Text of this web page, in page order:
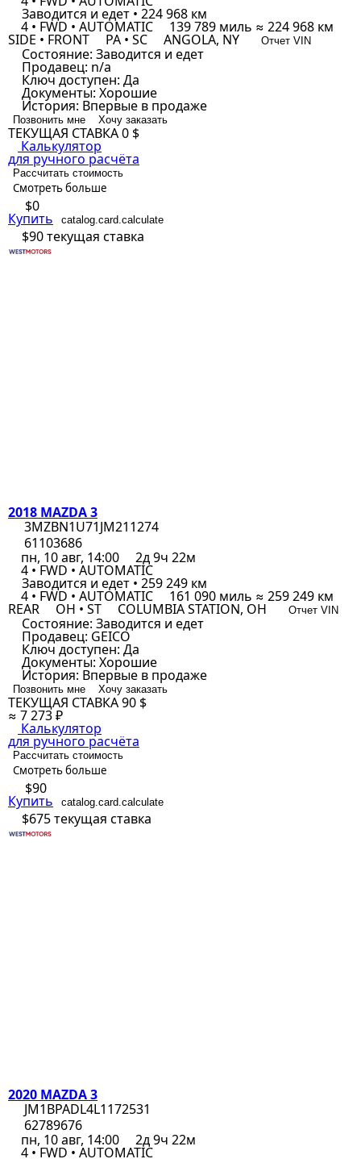
Заводится и едет • 224 968 км
4 • FWD • AUTOMATIC 139 789 миль ≈ 224 968 км
SIDE • FRONT PA • SC ANGOLA, NY Отчет VIN
Состояние: Заводится и едет
Продавец: n/a
Ключ доступен: Да
Документы: Хорошие
История: Впервые в продаже
Позвонить мне Хочу заказать
ТЕКУЩАЯ СТАВКА0 $
Калькулятор
для ручного расчёта
Рассчитать стоимость
Смотреть больше
$0
Купить catalog.card.calculate
$90текущая ставка
2018 MAZDA 3
3MZBN1U71JM211274
61103686
пн, 10 авг, 14:00
2д 9ч 22м
4 • FWD • AUTOMATIC
Заводится и едет • 259 249 км
4 • FWD • AUTOMATIC 161 090 миль ≈ 259 249 км
REAR OH • ST COLUMBIA STATION, OH Отчет VIN
Состояние: Заводится и едет
Продавец: GEICO
Ключ доступен: Да
Документы: Хорошие
История: Впервые в продаже
Позвонить мне Хочу заказать
ТЕКУЩАЯ СТАВКА90 $
≈ 7 273 ₽
Калькулятор
для ручного расчёта
Рассчитать стоимость
Смотреть больше
$90
Купить catalog.card.calculate
$675текущая ставка
2020 MAZDA 3
JM1BPADL4L1172531
62789676
пн, 10 авг, 14:00
2д 9ч 22м
4 • FWD • AUTOMATIC